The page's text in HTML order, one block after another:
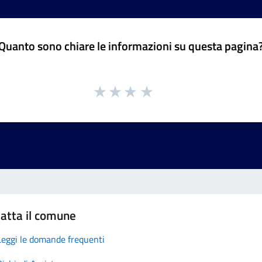
sono chiare le informazioni su questa
il comune
le domande frequenti